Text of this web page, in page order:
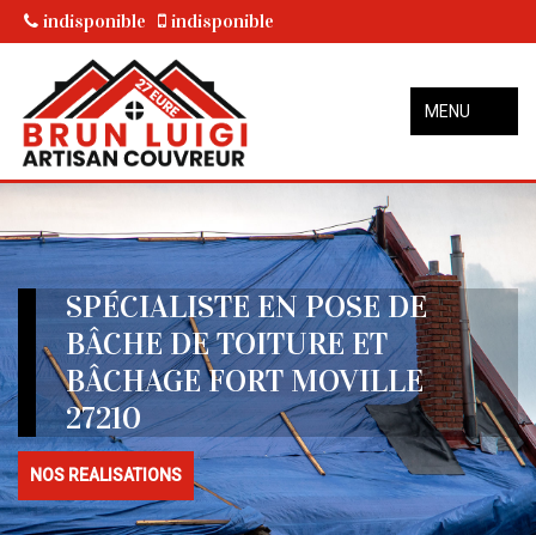
indisponible indisponible
MENU
SPÉCIALISTE EN POSE DE
BÂCHE DE TOITURE ET
BÂCHAGE FORT MOVILLE
27210
NOS REALISATIONS